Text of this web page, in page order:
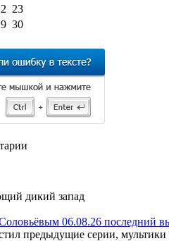
23
30
дикий запад
06.08.26 последний
предыдущие серии,